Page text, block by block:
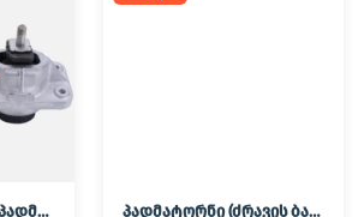
ძრავის საყრდენი (პადმატორნი) პადმატორნი (ძრავის ბალიში) LAND ROVER